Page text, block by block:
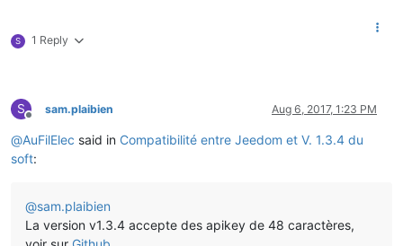
S 1 Reply
S
Offline
sam.plaibien Aug 6, 2017, 1:23 PM
@AuFilElec said in Compatibilité entre Jeedom et V. 1.3.4 du
soft:
@sam.plaibien
La version v1.3.4 accepte des apikey de 48 caractères,